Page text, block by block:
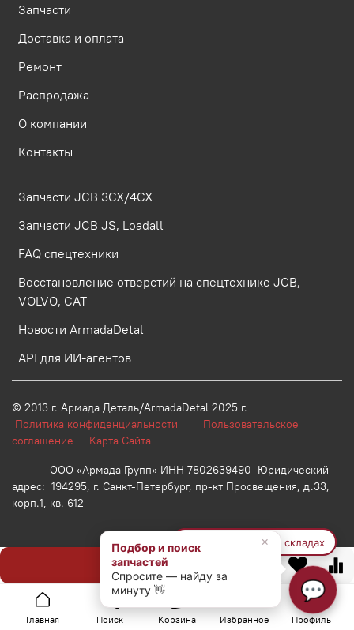
Предзаказ
Запчасти
Доставка и оплата
Ремонт
Распродажа
О компании
Контакты
Запчасти JCB 3CX/4CX
Запчасти JCB JS, Loadall
FAQ спецтехники
Восстановление отверстий на спецтехнике JCB,
VOLVO, CAT
Новости ArmadaDetal
API для ИИ-агентов
© 2013 г. Армада Деталь/ArmadaDetal 2025 г.
Политика конфиденциальности
Пользовательское
соглашение Карта Сайта
ООО «Армада Групп» ИНН 7802639490 Юридический
адрес: 194295, г. Санкт-Петербург, пр-кт Просвещения, д.33,
корп.1, кв. 612
Главная Поиск Корзина Избранное Профиль
💬
×
Подбор и поиск
запчастей
Спросите — найду за
минуту 👋
🔍 Найти на других складах